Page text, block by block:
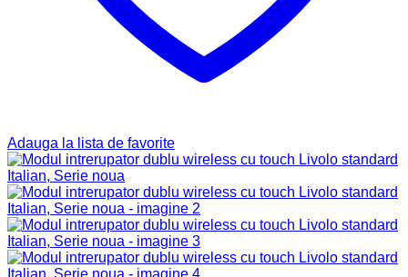
Adauga la lista de favorite